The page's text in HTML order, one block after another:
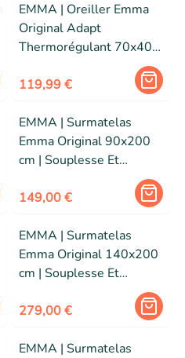
EMMA | Oreiller Emma
Original Adapt
Thermorégulant 70x40 |
Adaptative Ergonomique
119,99 €
EMMA | Surmatelas
Emma Original 90x200
cm | Souplesse Et
Adaptabilité | Confort
Personnalisable | Housse
149,00 €
EMMA | Surmatelas
Emma Original 140x200
cm | Souplesse Et
Adaptabilité | Confort
Personnalisable | Housse
279,00 €
EMMA | Surmatelas